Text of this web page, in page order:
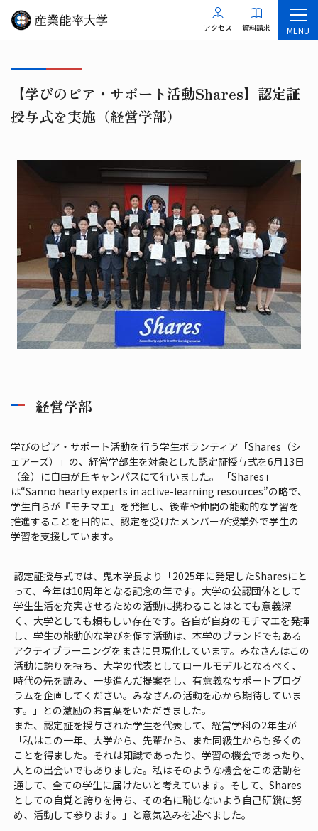
アクセス 資料請求 MENU
【学びのピア・サポート活動Shares】認定証
授与式を実施（経営学部）
経営学部
学びのピア・サポート活動を行う学生ボランティア「Shares（シ
ェアーズ）」の、経営学部生を対象とした認定証授与式を6月13日
（金）に自由が丘キャンパスにて行いました。 「Shares」
は“Sanno hearty experts in active-learning resources”の略で、
学生自らが『モチマエ』を発揮し、後輩や仲間の能動的な学習を
推進することを目的に、認定を受けたメンバーが授業外で学生の
学習を支援しています。
認定証授与式では、鬼木学長より「2025年に発足したSharesにと
って、今年は10周年となる記念の年です。大学の公認団体として
学生生活を充実させるための活動に携わることはとても意義深
く、大学としても頼もしい存在です。各自が自身のモチマエを発揮
し、学生の能動的な学びを促す活動は、本学のブランドでもある
アクティブラーニングをまさに具現化しています。みなさんはこの
活動に誇りを持ち、大学の代表としてロールモデルとなるべく、
時代の先を読み、一歩進んだ提案をし、有意義なサポートプログ
ラムを企画してください。みなさんの活動を心から期待していま
す。」との激励のお言葉をいただきました。
また、認定証を授与された学生を代表して、経営学科の2年生が
「私はこの一年、大学から、先輩から、また同級生からも多くの
ことを得ました。それは知識であったり、学習の機会であったり、
人との出会いでもありました。私はそのような機会をこの活動を
通して、全ての学生に届けたいと考えています。そして、Shares
としての自覚と誇りを持ち、その名に恥じないよう自己研鑚に努
め、活動して参ります。」と意気込みを述べました。